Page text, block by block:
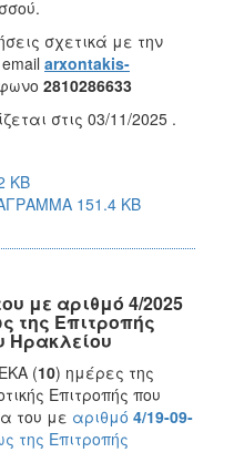
σχετικά με την
arxontakis-
2810286633
στις 03/11/2025 .
KB
151.4 KB
με αριθμό 4/2025
της Επιτροπής
Ηρακλείου
(10) ημέρες της
Επιτροπής που
του με αριθμό 4/19-09-
της Επιτροπής